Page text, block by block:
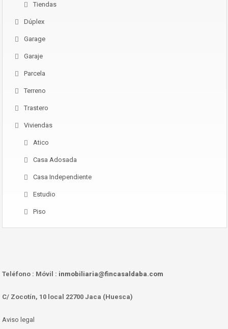
Tiendas
Dúplex
Garage
Garaje
Parcela
Terreno
Trastero
Viviendas
Atico
Casa Adosada
Casa Independiente
Estudio
Piso
Teléfono : Móvil : inmobiliaria@fincasaldaba.com
C/ Zocotín, 10 local 22700 Jaca (Huesca)
Aviso legal